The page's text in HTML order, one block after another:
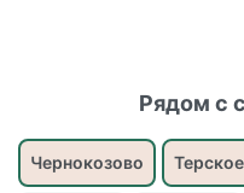
Рядом с
Чернокозово Терское